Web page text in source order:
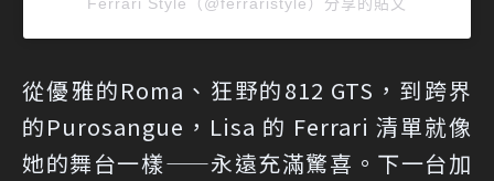
從優雅的Roma、狂野的812 GTS，到跨界
的Purosangue，Lisa 的 Ferrari 清單就像
她的舞台一樣——永遠充滿驚喜。下一台加